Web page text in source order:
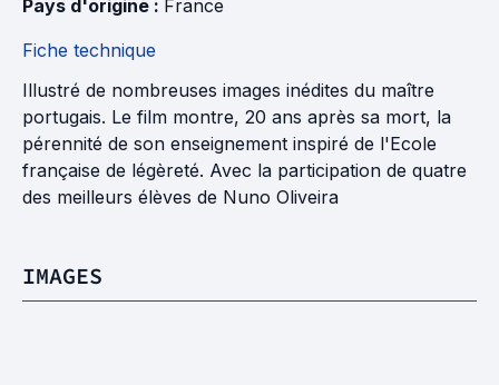
Pays d'origine : France
Fiche technique
Illustré de nombreuses images inédites du maître
portugais. Le film montre, 20 ans après sa mort, la
pérennité de son enseignement inspiré de l'Ecole
française de légèreté. Avec la participation de quatre
des meilleurs élèves de Nuno Oliveira
IMAGES